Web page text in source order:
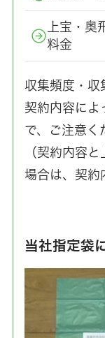
上宝・
料金
収集頻度・収
契約内容によ
で、ご注意く
（契約内容
場合は、契約
当社指定袋